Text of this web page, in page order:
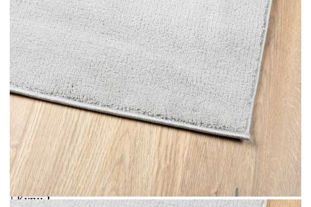
Купи на изплащане
Credit calculator
Килим OVIEDO с къс косъм, сив, 140x200 см
Please select credit institution
Цена на продукта: €55.00
Extraction of information from credit institutions
Предоставената таблица е с информационна цел.
Добавете продукта в количката си с бутона "Добави в
количката" и при поръчка ще можете да изберете броя
вноски на кредита.
Acest tabel are caracter informativ. Adăugați produsul în
coșul de cumpărături unde veți putea selecta detaliile
cererii de creditare.